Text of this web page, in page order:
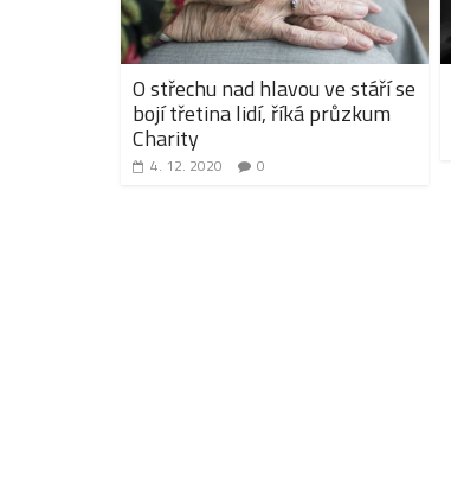
O střechu nad hlavou ve stáří se
bojí třetina lidí, říká průzkum
Charity
4. 12. 2020 0